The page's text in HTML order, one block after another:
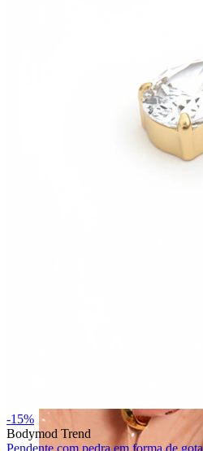
-15%
Bodymod Trend